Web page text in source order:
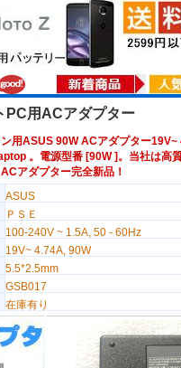
PC用ACアダプター
用ASUS 90W ACアダプター
。電源型番 [90W ]。当社は高
アダプター完全新品！
ASUS
ＰＳＥ
100-240V ~ 1.5A, 50 - 60Hz
19V~ 4.74A, 90W
5.5*2.5mm
GSB017
在庫有り